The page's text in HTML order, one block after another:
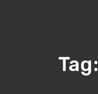
Tag: